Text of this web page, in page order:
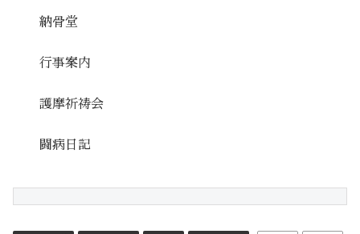
納骨堂
行事案内
護摩祈祷会
闘病日記